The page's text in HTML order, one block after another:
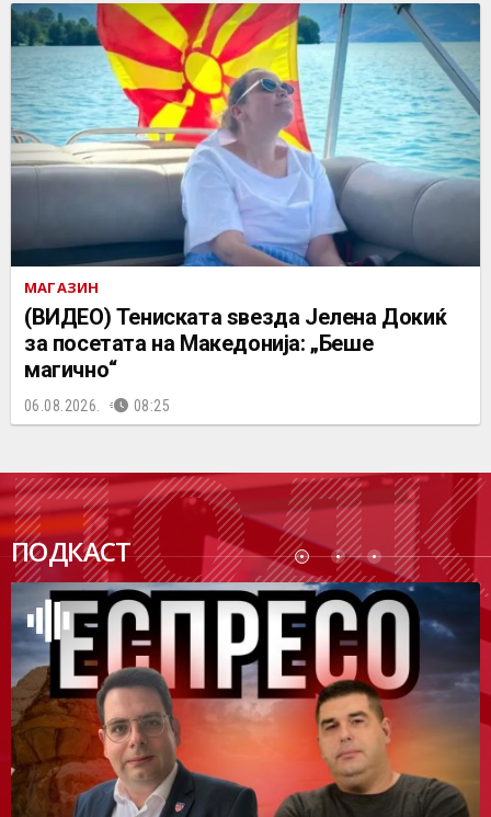
МАГАЗИН
(ВИДЕО) Тениската ѕвезда Јелена Докиќ
за посетата на Македонија: „Беше
магично“
06.08.2026. 08:25
ПОДКАСТ
ПОДК
АСТ